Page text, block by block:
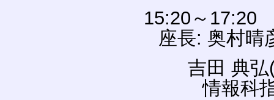
15:20～17:20
座長: 奥村晴
吉田 典
情報科